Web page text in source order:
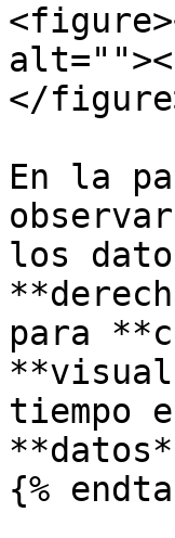
</
En la
los
para
tiempo
{%